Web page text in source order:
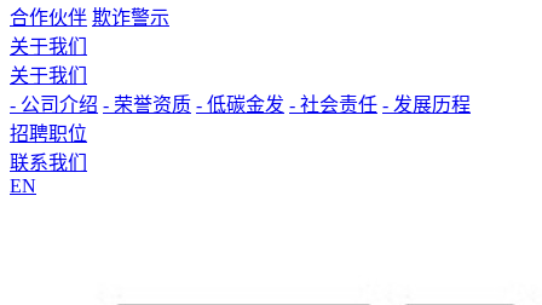
合作伙伴 欺诈警示
关于我们
关于我们
- 公司介绍 - 荣誉资质 - 低碳金发 - 社会责任 - 发展历程
招聘职位
联系我们
EN